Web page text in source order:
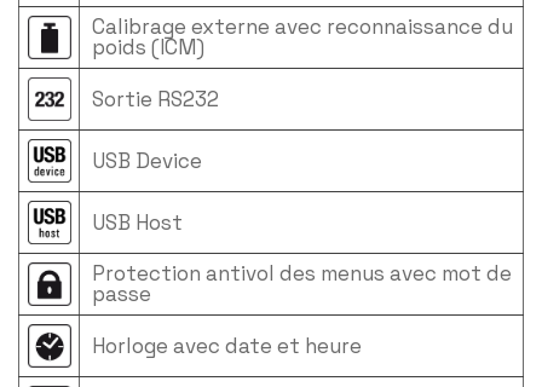
Calibrage externe avec reconnaissance du
poids (ICM)
Sortie RS232
USB Device
USB Host
Protection antivol des menus avec mot de
passe
Horloge avec date et heure